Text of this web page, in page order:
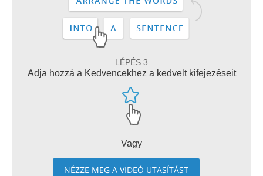
LÉPÉS 3
Adja hozzá a Kedvencekhez a kedvelt kifejezéseit
Vagy
NÉZZE MEG A VIDEÓ UTASÍTÁST